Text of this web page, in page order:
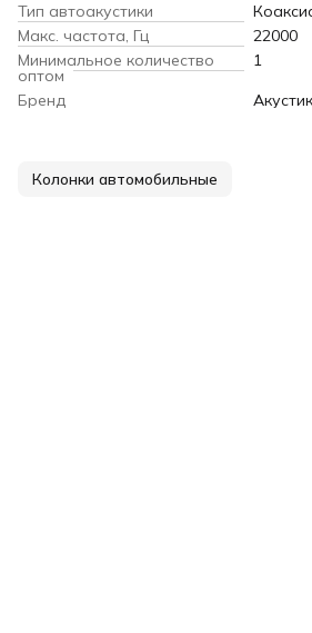
Тип автоакустики
Макс. частота, Гц
22000
Минимальное количество
оптом
1
Бренд
Акустик
Колонки автомобильные